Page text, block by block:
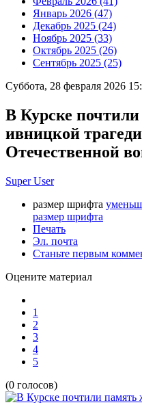
Январь 2026 (47)
Декабрь 2025 (24)
Ноябрь 2025 (33)
Октябрь 2025 (26)
Сентябрь 2025 (25)
Суббота, 28 февраля 2026
В Курске
ивницкой
Отечественной
Super User
размер шрифта
размер шрифта
Печать
Эл. почта
Станьте первым
Оцените материал
1
2
3
4
5
(0 голосов)